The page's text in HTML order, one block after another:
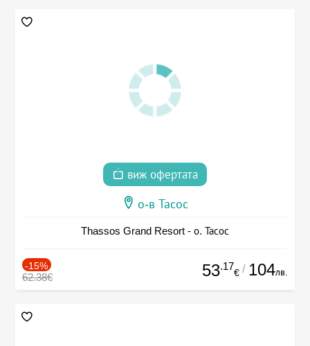
виж офертата
о-в Тасос
Thassos Grand Resort - о. Тасос
-15%
62.38€ 53.17
€ / 104лв.